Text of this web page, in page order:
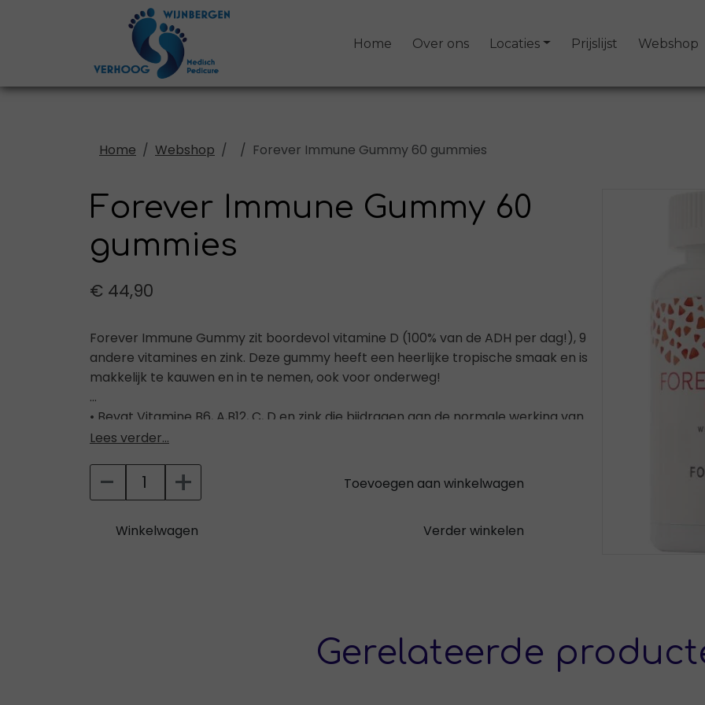
Home Over ons Locaties Prijslijst Webshop
Home Webshop Forever Immune Gummy 60 gummies
Forever Immune Gummy 60
gummies
€ 44,90
Forever Immune Gummy zit boordevol vitamine D (100% van de ADH per dag!), 9
andere vitamines en zink. Deze gummy heeft een heerlijke tropische smaak en is
makkelijk te kauwen en in te nemen, ook voor onderweg!
• Bevat Vitamine B6, A,B12, C, D en zink die bijdragen aan de normale werking van
het immuunsysteem en bevat daarnaast nog meer vitamines!
• Makkelijk te consumeren voor mensen die tabletten moeilijk doorslikken of
ouderen.
• Handige verpakking om mee te nemen
• Met kleur uit natuurlijke ingrediënten.
Lees verder...
- + Toevoegen aan winkelwagen
Winkelwagen Verder winkelen
Gerelateerde